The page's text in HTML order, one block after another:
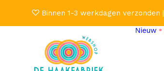
Binnen 1-3 werkdagen verzonden |
Nieuw